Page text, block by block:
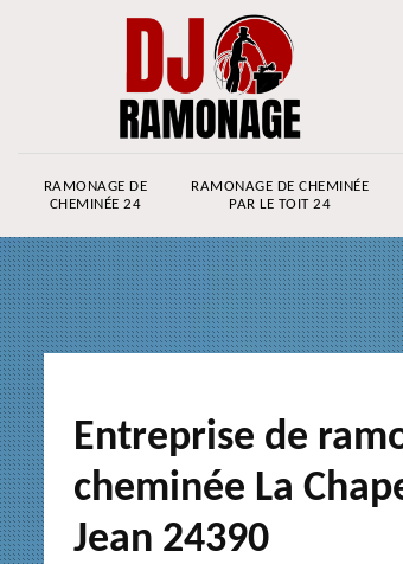
RAMONAGE DE
CHEMINÉE 24
RAMONAGE DE CHEMINÉE
PAR LE TOIT 24
Entreprise de
cheminée La
Jean 24390